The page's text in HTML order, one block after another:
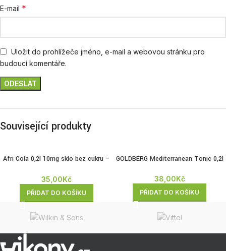
E-mail *
Uložit do prohlížeče jméno, e-mail a webovou stránku pro
budoucí komentáře.
Související produkty
Afri Cola 0,2l 10mg sklo bez cukru –
35,00Kč
PŘIDAT DO KOŠÍKU
GOLDBERG Mediterranean Tonic 0,2l
38,00Kč
PŘIDAT DO KOŠÍKU